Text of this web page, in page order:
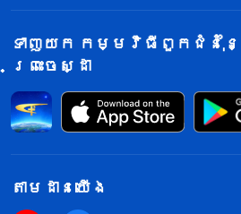
ទាញយក កម្មវិធីពួកជំនុំន
ព្រះចេស្ដា
តាម​ដាន​យើង​